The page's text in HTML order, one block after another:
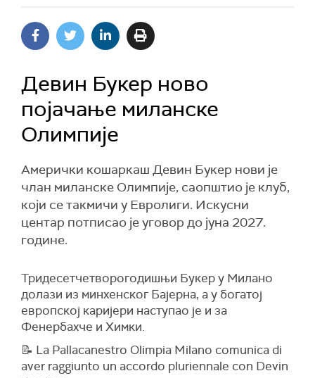
Девин Букер ново
појачање миланске
Олимпије
Амерички кошаркаш Девин Букер нови је
члан миланске Олимпије, саопштио је клуб,
који се такмичи у Евролиги. Искусни
центар потписао је уговор до јуна 2027.
године.
Тридесетчетворогодишњи Букер у Милано
долази из минхенског Бајерна, а у богатој
европској каријери наступао је и за
Фенербахче и Химки.
📝 La Pallacanestro Olimpia Milano comunica di
aver raggiunto un accordo pluriennale con Devin